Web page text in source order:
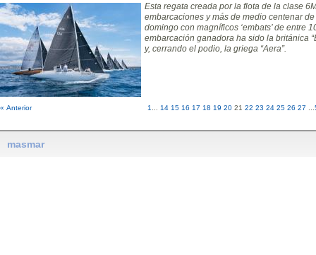
Esta regata creada por la flota de la clase
embarcaciones y más de medio centenar
domingo con magníficos ‘embats’ de entre
embarcación ganadora ha sido la británica
y, cerrando el podio, la griega “Aera”.
« Anterior 1... 14 15 16 17 18 19 20 21 22 23 24 25 26 27 ...
masmar